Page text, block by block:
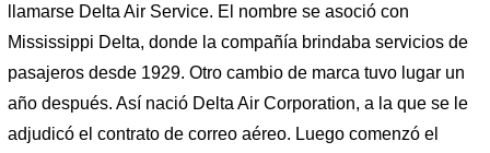
llamarse Delta Air Service. El nombre se asoció con
Mississippi Delta, donde la compañía brindaba servicios de
pasajeros desde 1929. Otro cambio de marca tuvo lugar un
año después. Así nació Delta Air Corporation, a la que se le
adjudicó el contrato de correo aéreo. Luego comenzó el